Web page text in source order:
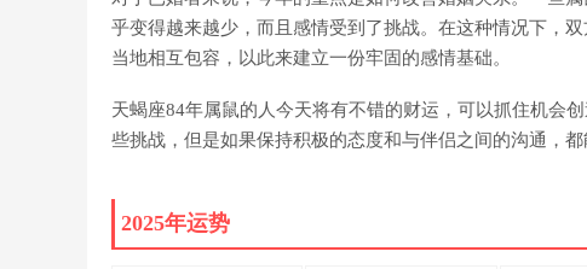
乎变得越来越少，而且感情受到了挑战。在这种情况下，
当地相互包容，以此来建立一份牢固的感情基础。
天蝎座84年属鼠的人今天将有不错的财运，可以抓住机会
些挑战，但是如果保持积极的态度和与伴侣之间的沟通，都
2025年运势